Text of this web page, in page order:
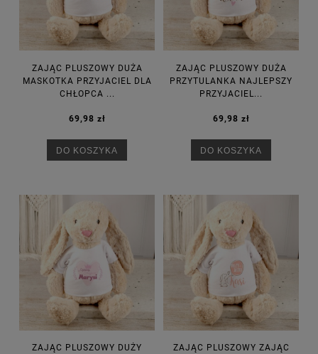
ZAJĄC PLUSZOWY DUŻA
MASKOTKA PRZYJACIEL DLA
CHŁOPCA ...
69,98 zł
DO KOSZYKA
ZAJĄC PLUSZOWY DUŻA
PRZYTULANKA NAJLEPSZY
PRZYJACIEL...
69,98 zł
DO KOSZYKA
ZAJĄC PLUSZOWY DUŻY
ZAJĄC PLUSZOWY ZAJĄC